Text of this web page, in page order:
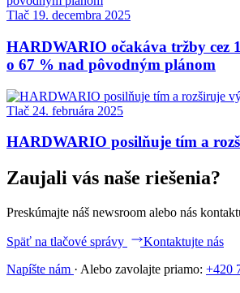
Tlač 19. decembra 2025
HARDWARIO očakáva tržby cez
o 67 % nad pôvodným plánom
Tlač 24. februára 2025
HARDWARIO posilňuje tím a
Zaujali vás naše riešenia?
Preskúmajte náš newsroom alebo nás
Späť na tlačové správy
Kontaktujte nás
Napíšte nám · Alebo zavolajte priamo: +420